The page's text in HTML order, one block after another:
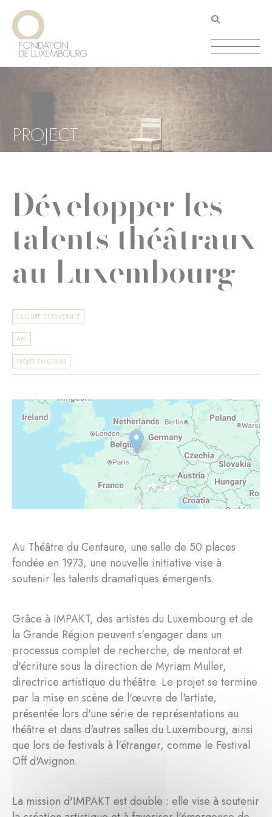
Aller
contenu
principal
PROJECT
Développer les
talents théâtraux
au Luxembourg
CULTURE ET DIVERSITÉ
ART
PROJET EN COURS
Au Théâtre du Centaure, une salle de 50 places
fondée en 1973, une nouvelle initiative vise à
soutenir les talents dramatiques émergents.
Grâce à IMPAKT, des artistes du Luxembourg et de
la Grande Région peuvent s'engager dans un
processus complet de recherche, de mentorat et
d'écriture sous la direction de Myriam Muller,
directrice artistique du théâtre. Le projet se termine
par la mise en scène de l'œuvre de l'artiste,
présentée lors d'une série de représentations au
théâtre et dans d'autres salles du Luxembourg, ainsi
que lors de festivals à l'étranger, comme le Festival
Off d'Avignon.
La mission d'IMPAKT est double : elle vise à soutenir
Panneau de gestion des cookies